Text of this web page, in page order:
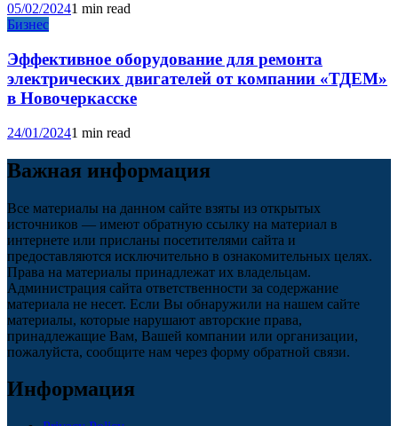
05/02/20241 min read
Бизнес
Эффективное оборудование для ремонта
электрических двигателей от компании «ТДЕМ»
в Новочеркасске
24/01/20241 min read
Важная информация
Все материалы на данном сайте взяты из открытых
источников — имеют обратную ссылку на материал в
интернете или присланы посетителями сайта и
предоставляются исключительно в ознакомительных целях.
Права на материалы принадлежат их владельцам.
Администрация сайта ответственности за содержание
материала не несет. Если Вы обнаружили на нашем сайте
материалы, которые нарушают авторские права,
принадлежащие Вам, Вашей компании или организации,
пожалуйста, сообщите нам через форму обратной связи.
Информация